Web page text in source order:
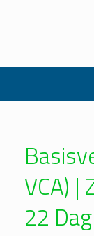
VCA)
22 Dag